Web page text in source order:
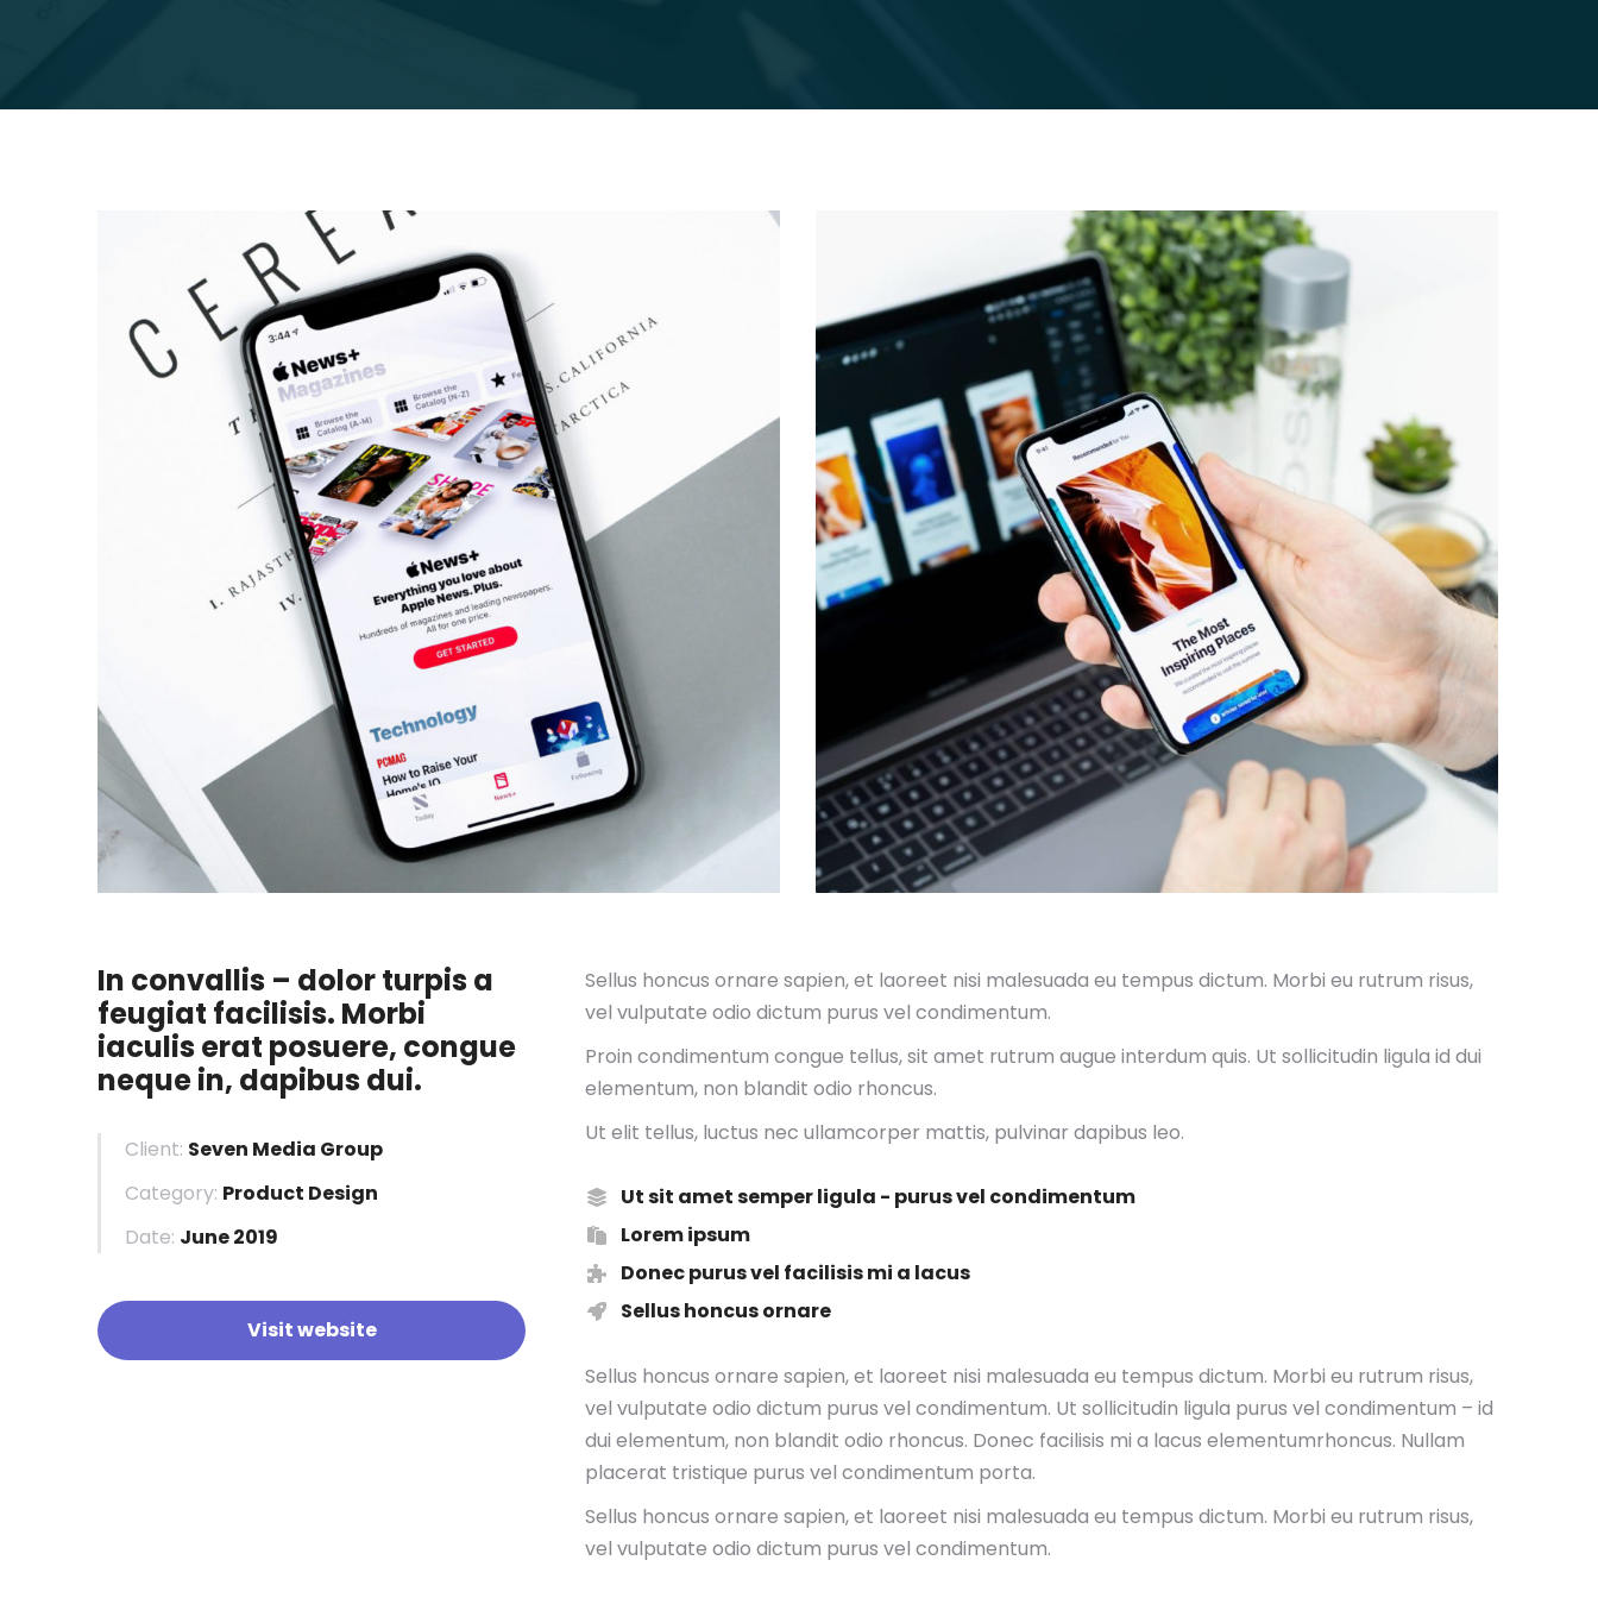
In convallis – dolor turpis a
feugiat facilisis. Morbi
iaculis erat posuere, congue
neque in, dapibus dui.
Client: Seven Media Group
Category: Product Design
Date: June 2019
Visit website
Sellus honcus ornare sapien, et laoreet nisi malesuada eu tempus dictum. Morbi eu rutrum risus,
vel vulputate odio dictum purus vel condimentum.
Proin condimentum congue tellus, sit amet rutrum augue interdum quis. Ut sollicitudin ligula id dui
elementum, non blandit odio rhoncus.
Ut elit tellus, luctus nec ullamcorper mattis, pulvinar dapibus leo.
Ut sit amet semper ligula - purus vel condimentum
Lorem ipsum
Donec purus vel facilisis mi a lacus
Sellus honcus ornare
Sellus honcus ornare sapien, et laoreet nisi malesuada eu tempus dictum. Morbi eu rutrum risus,
vel vulputate odio dictum purus vel condimentum. Ut sollicitudin ligula purus vel condimentum – id
dui elementum, non blandit odio rhoncus. Donec facilisis mi a lacus elementumrhoncus. Nullam
placerat tristique purus vel condimentum porta.
Sellus honcus ornare sapien, et laoreet nisi malesuada eu tempus dictum. Morbi eu rutrum risus,
vel vulputate odio dictum purus vel condimentum.